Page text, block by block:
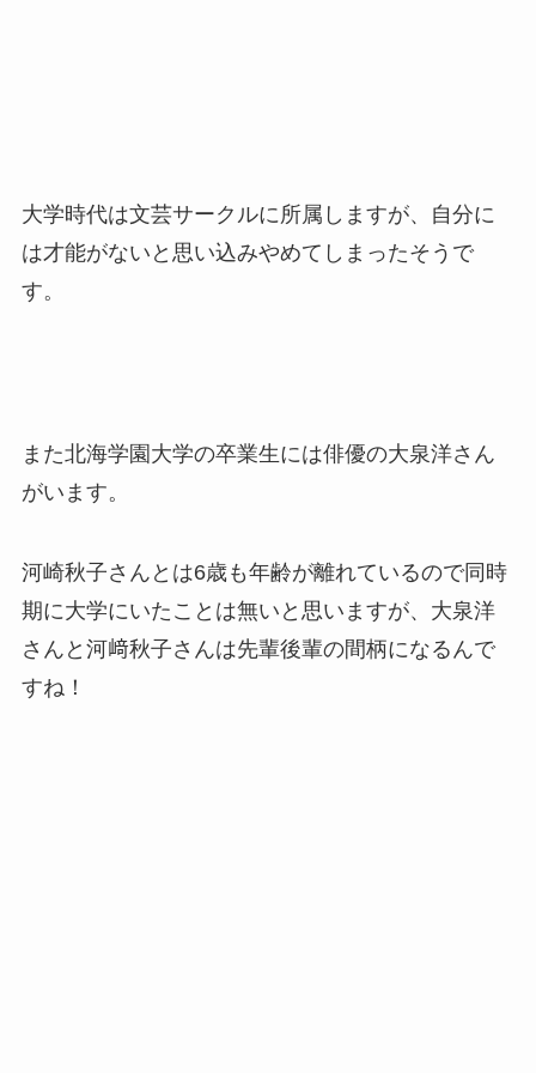
大学時代は文芸サークルに所属しますが、自分に
は才能がないと思い込みやめてしまったそうで
す。
また北海学園大学の卒業生には俳優の大泉洋さん
がいます。
河崎秋子さんとは6歳も年齢が離れているので同時
期に大学にいたことは無いと思いますが、大泉洋
さんと河﨑秋子さんは先輩後輩の間柄になるんで
すね！